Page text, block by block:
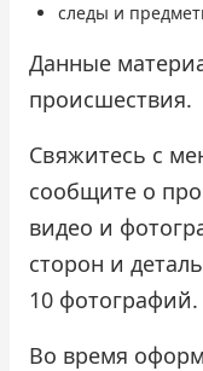
следы и
Данные
происшествия.
Свяжитесь с
сообщите о
видео и
сторон и
10 фотографий.
Во время